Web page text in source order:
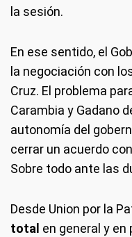
la sesión.
En ese sentido, el
la negociación con
Cruz. El problema
Carambia y Gadano
autonomía del
cerrar un acuerdo
Sobre todo ante las
Desde Union por la
total en general y en